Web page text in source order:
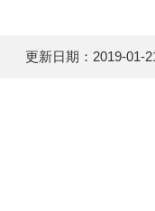
更新日期：2019-01-